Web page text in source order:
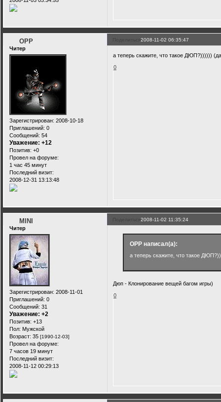
Поделиться2008-11-02 06:35:47
OPP
Читер
Зарегистрирован: 2008-10-18
Приглашений: 0
Сообщений: 54
Уважение: +12
Позитив: +0
Провел на форуме:
1 час 45 минут
Последний визит:
2008-12-31 13:13:48
а теперь скажите, что такое ДЮП?))))))
0
Поделиться2008-11-02 11:35:24
MINI
Читер
Зарегистрирован: 2008-11-01
Приглашений: 0
Сообщений: 31
Уважение: +2
Позитив: +13
Пол: Мужской
Возраст: 35 [1990-12-03]
Провел на форуме:
7 часов 19 минут
Последний визит:
2008-11-12 00:29:13
OPP написал(а):
а теперь скажите, что такое
Дюп - Клонирование вещей багом игры)
0